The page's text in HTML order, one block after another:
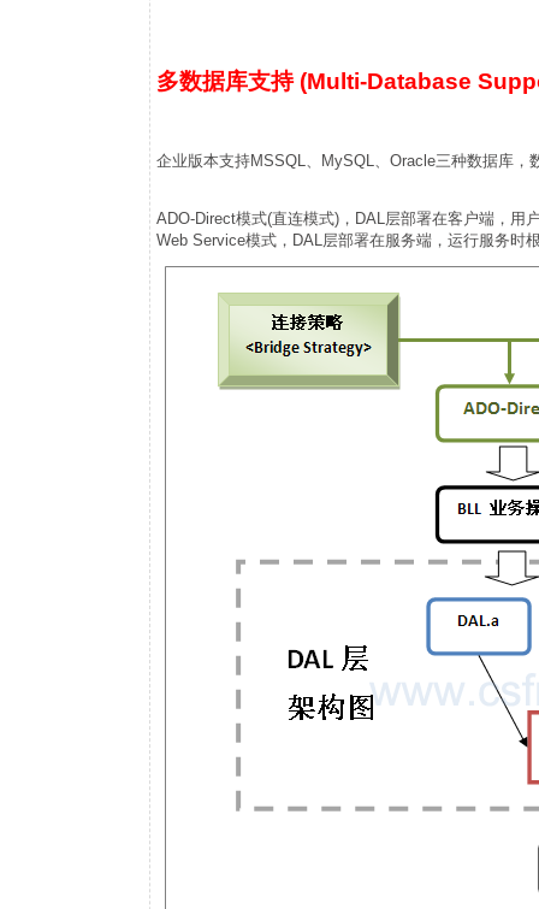
多数据库支持 (Multi-Database
企业版本支持MSSQL、MySQL、Oracle三种数据库，
ADO-Direct模式(直连模式)，DAL层部署在客户端，用
Web Service模式，DAL层部署在服务端，运行服务时